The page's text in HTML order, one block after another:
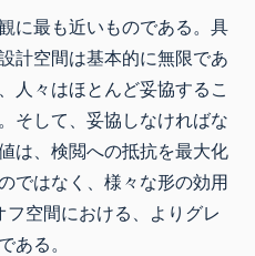
に最も近いものである。具
計空間は基本的に無限であ
人々はほとんど妥協するこ
そして、妥協しなければな
は、検閲への抵抗を最大化
ではなく、様々な形の効用
空間における、よりグレ
る。